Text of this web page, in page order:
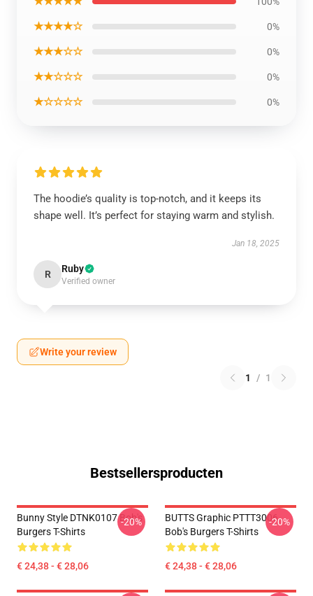
★★★★☆ 0%
★★★☆☆ 0%
★★☆☆☆ 0%
★☆☆☆☆ 0%
The hoodie’s quality is top-notch, and it keeps its
shape well. It’s perfect for staying warm and stylish.
Jan 18, 2025
R Ruby
Verified owner
Write your review
1 / 1
Bestsellersproducten
Bunny Style DTNK0107 Bob's
Burgers T-Shirts
€ 24,38 - € 28,06
-20%
BUTTS Graphic PTTT3006
Bob's Burgers T-Shirts
€ 24,38 - € 28,06
-20%